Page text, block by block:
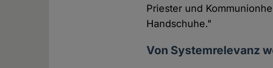
Priester und
Handschuhe."
Von Systemrelevanz